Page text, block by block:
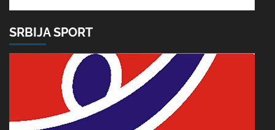
SRBIJA SPORT